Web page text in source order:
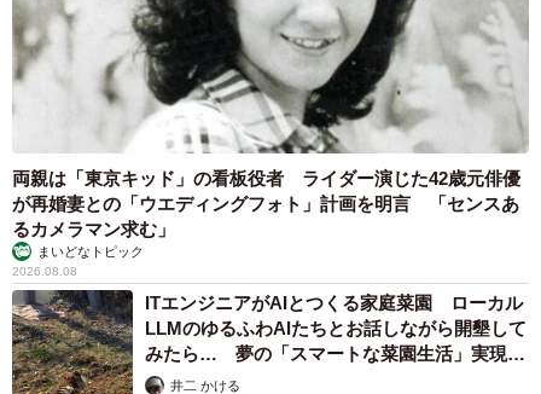
両親は「東京キッド」の看板役者 ライダー演じた42歳元俳優
が再婚妻との「ウエディングフォト」計画を明言 「センスあ
るカメラマン求む」
まいどなトピック
2026.08.08
ITエンジニアがAIとつくる家庭菜園 ローカル
LLMのゆるふわAIたちとお話しながら開墾して
みたら… 夢の「スマートな菜園生活」実現な
るか井二 かける